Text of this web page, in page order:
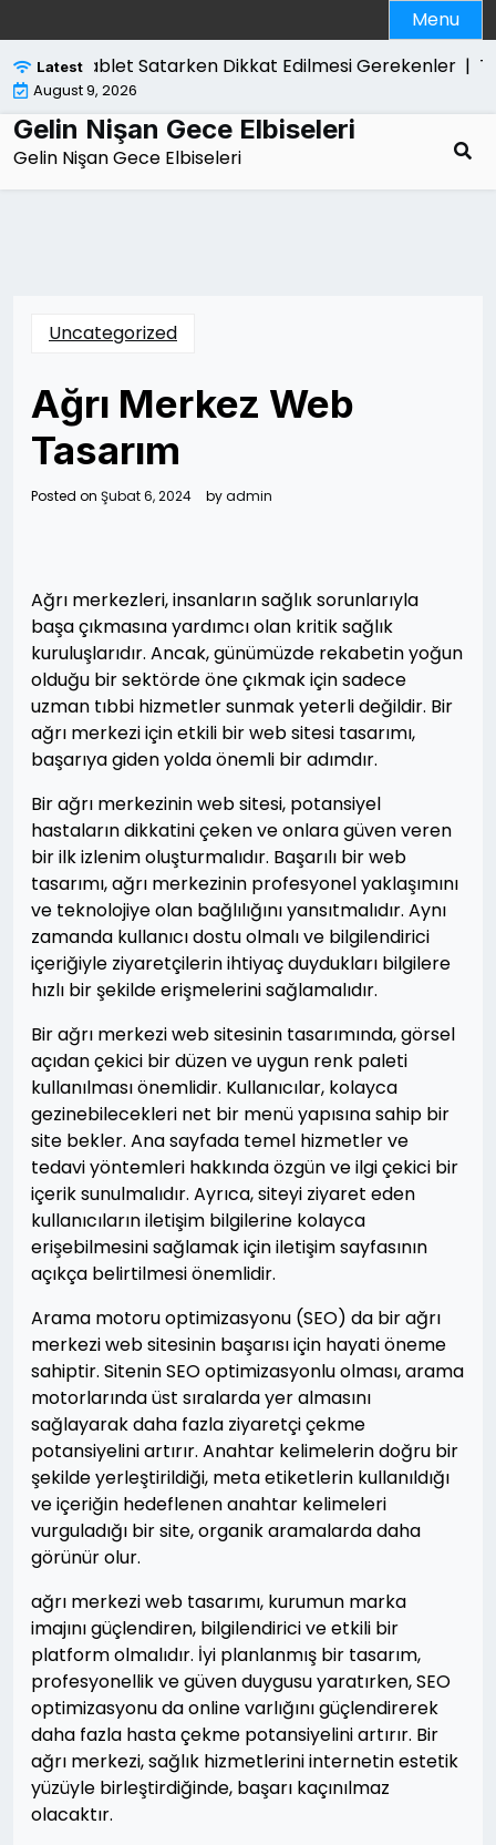
to
content
Menu
Latest
Tablet Satarken Dikkat Edilmesi Gerekenler |
August 9, 2026
Gelin Nişan Gece Elbiseleri
Gelin Nişan Gece Elbiseleri
Uncategorized
Ağrı Merkez Web
Tasarım
Posted on Şubat 6, 2024 byadmin
Ağrı merkezleri, insanların sağlık sorunlarıyla
başa çıkmasına yardımcı olan kritik sağlık
kuruluşlarıdır. Ancak, günümüzde rekabetin yoğun
olduğu bir sektörde öne çıkmak için sadece
uzman tıbbi hizmetler sunmak yeterli değildir. Bir
ağrı merkezi için etkili bir web sitesi tasarımı,
başarıya giden yolda önemli bir adımdır.
Bir ağrı merkezinin web sitesi, potansiyel
hastaların dikkatini çeken ve onlara güven veren
bir ilk izlenim oluşturmalıdır. Başarılı bir web
tasarımı, ağrı merkezinin profesyonel yaklaşımını
ve teknolojiye olan bağlılığını yansıtmalıdır. Aynı
zamanda kullanıcı dostu olmalı ve bilgilendirici
içeriğiyle ziyaretçilerin ihtiyaç duydukları bilgilere
hızlı bir şekilde erişmelerini sağlamalıdır.
Bir ağrı merkezi web sitesinin tasarımında, görsel
açıdan çekici bir düzen ve uygun renk paleti
kullanılması önemlidir. Kullanıcılar, kolayca
gezinebilecekleri net bir menü yapısına sahip bir
site bekler. Ana sayfada temel hizmetler ve
tedavi yöntemleri hakkında özgün ve ilgi çekici bir
içerik sunulmalıdır. Ayrıca, siteyi ziyaret eden
kullanıcıların iletişim bilgilerine kolayca
erişebilmesini sağlamak için iletişim sayfasının
açıkça belirtilmesi önemlidir.
Arama motoru optimizasyonu (SEO) da bir ağrı
merkezi web sitesinin başarısı için hayati öneme
sahiptir. Sitenin SEO optimizasyonlu olması, arama
motorlarında üst sıralarda yer almasını
sağlayarak daha fazla ziyaretçi çekme
potansiyelini artırır. Anahtar kelimelerin doğru bir
şekilde yerleştirildiği, meta etiketlerin kullanıldığı
ve içeriğin hedeflenen anahtar kelimeleri
vurguladığı bir site, organik aramalarda daha
görünür olur.
ağrı merkezi web tasarımı, kurumun marka
imajını güçlendiren, bilgilendirici ve etkili bir
platform olmalıdır. İyi planlanmış bir tasarım,
profesyonellik ve güven duygusu yaratırken, SEO
optimizasyonu da online varlığını güçlendirerek
daha fazla hasta çekme potansiyelini artırır. Bir
ağrı merkezi, sağlık hizmetlerini internetin estetik
yüzüyle birleştirdiğinde, başarı kaçınılmaz
olacaktır.